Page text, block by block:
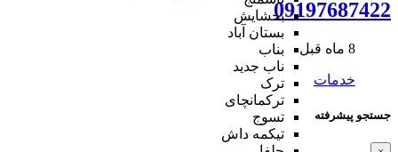
بخشایش
بستان آباد
بناب
ناب جدید
ترک
ترکمانچای
تسوج
تیکمه داش
09197687422
8 ماه قبل
خدمات
جستجو پیشرفته